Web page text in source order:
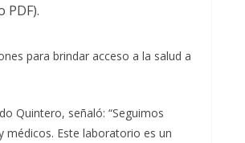
PDF).
para brindar acceso a la salud a
Quintero, señaló: “Seguimos
Este laboratorio es un